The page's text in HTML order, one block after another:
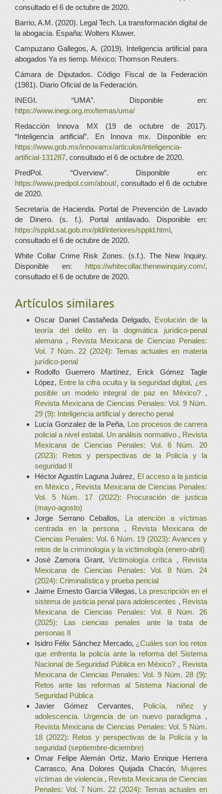
consultado el 6 de octubre de 2020.
Barrio, A.M. (2020). Legal Tech. La transformación digital de
la abogacía. España: Wolters Kluwer.
Campuzano Gallegos, A. (2019). Inteligencia artificial para
abogados Ya es tiemp. México: Thomson Reuters.
Cámara de Diputados. Código Fiscal de la Federación
(1981). Diario Oficial de la Federación.
INEGI. “UMA”. Disponible en:
https://www.inegi.org.mx/temas/uma/
Redacción Innova MX (19 de octubre de 2017).
“Inteligencia artificial”. En Innova mx. Disponible en:
https://www.gob.mx/innovamx/articulos/inteligencia-
artificial-131287, consultado el 6 de octubre de 2020.
PredPol. “Overview”. Disponible en:
https://www.predpol.com/about/, consultado el 6 de octubre
de 2020.
Secretaría de Hacienda. Portal de Prevención de Lavado
de Dinero. (s. f.). Portal antilavado. Disponible en:
https://sppld.sat.gob.mx/pld/interiores/sppld.html,
consultado el 6 de octubre de 2020.
White Collar Crime Risk Zones. (s.f.). The New Inquiry.
Disponible en: https://whitecollar.thenewinquiry.com/,
consultado el 6 de octubre de 2020.
Artículos similares
Oscar Daniel Castañeda Delgado, Evolución de la
teoría del delito en la dogmática jurídico-penal
alemana , Revista Mexicana de Ciencias Penales:
Vol. 7 Núm. 22 (2024): Temas actuales en materia
jurídico-penal
Rodolfo Guerrero Martínez, Erick Gómez Tagle
López, Entre la cifra oculta y la seguridad digital, ¿es
posible un modelo integral de paz en México? ,
Revista Mexicana de Ciencias Penales: Vol. 9 Núm.
29 (9): Inteligencia artificial y derecho penal
Lucía Gonzalez de la Peña, Los procesos de carrera
policial a nivel estatal. Un análisis normativo , Revista
Mexicana de Ciencias Penales: Vol. 6 Núm. 20
(2023): Retos y perspectivas de la Policía y la
seguridad II
Héctor Agustín Laguna Juárez, El acceso a la justicia
en México , Revista Mexicana de Ciencias Penales:
Vol. 5 Núm. 17 (2022): Procuración de justicia
(mayo-agosto)
Jorge Serrano Ceballos, La atención a víctimas
centrada en la persona , Revista Mexicana de
Ciencias Penales: Vol. 6 Núm. 19 (2023): Avances y
retos de la criminología y la victimología (enero-abril)
José Zamora Grant, Victimología crítica , Revista
Mexicana de Ciencias Penales: Vol. 8 Núm. 24
(2024): Criminalística y prueba pericial
Jaime Ernesto García Villegas, La prescripción en el
sistema de justicia penal para adolescentes , Revista
Mexicana de Ciencias Penales: Vol. 8 Núm. 26
(2025): Las ciencias penales ante la trata de
personas II
Isidro Félix Sánchez Mercado, ¿Cuáles son los retos
que enfrenta la policía ante la reforma del Sistema
Nacional de Seguridad Pública en México? , Revista
Mexicana de Ciencias Penales: Vol. 9 Núm. 28 (9):
Retos ante las reformas al Sistema Nacional de
Seguridad Pública
Javier Gómez Cervantes, Policía, niñez y
adolescencia. Urgencia de un nuevo paradigma ,
Revista Mexicana de Ciencias Penales: Vol. 5 Núm.
18 (2022): Retos y perspectivas de la Policía y la
seguridad (septiembre-diciembre)
Omar Felipe Alemán Ortiz, Mario Enrique Herrera
Carrasco, Ana Dolores Quijada Chacón, Mujeres
víctimas de violencia , Revista Mexicana de Ciencias
Penales: Vol. 7 Núm. 22 (2024): Temas actuales en